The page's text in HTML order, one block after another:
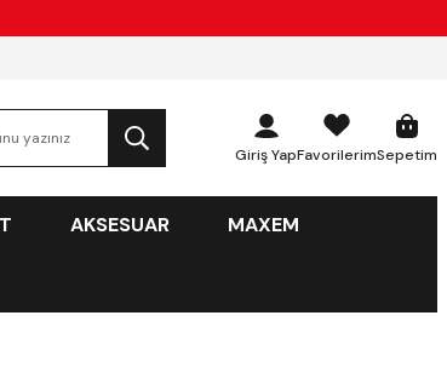
Giriş YapFavorilerimSepetim
AKSESUAR MAXEM